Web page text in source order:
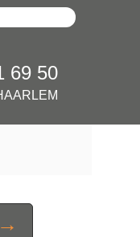
69 50
→